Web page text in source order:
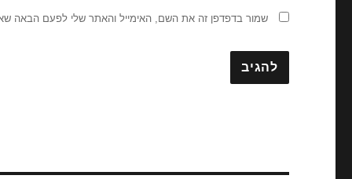
שמור בדפדפן זה את השם, האימייל והאתר שלי לפעם הבאה